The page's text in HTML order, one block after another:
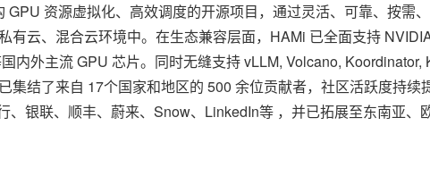
GPU 资源虚拟化、高效调度的开源项目，通过灵活、可靠、按需
有云、混合云环境中。在生态兼容层面，HAMi 已全面支持
内外主流 GPU 芯片。同时无缝支持 vLLM, Volcano,
集结了来自 17个国家和地区的 500 余位贡献者，社区活跃度持
、银联、顺丰、蔚来、Snow、LinkedIn等 ，并已拓展至东南亚、